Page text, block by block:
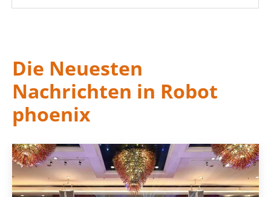
Die Neuesten
Nachrichten in Robot
phoenix